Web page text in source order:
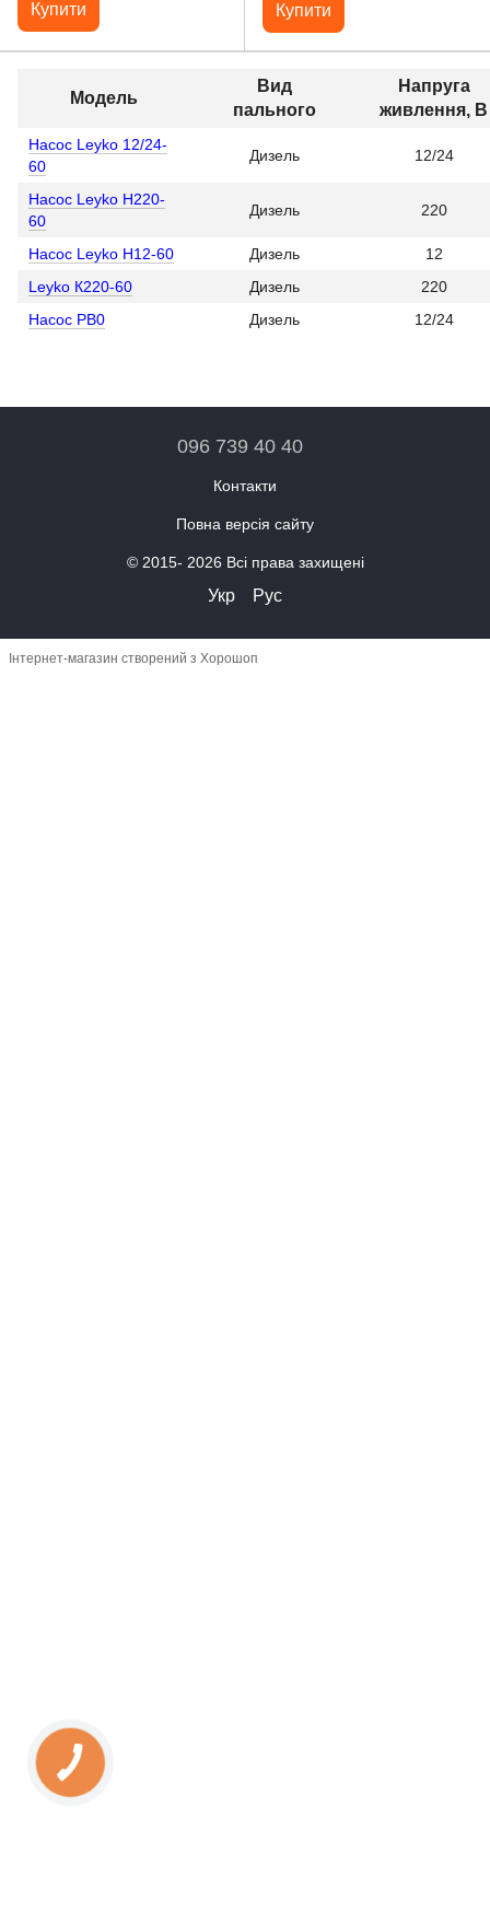
Купити Купити
Модель
Вид
пального
Напруга
живлення, В
Насос Leyko 12/24-
60
Дизель 12/24
Насос Leyko Н220-
60
Дизель 220
Насос Leyko Н12-60 Дизель
12
Leyko К220-60
Дизель
220
Насос PB0
Дизель 12/24
096 739 40 40
Контакти
Повна версія сайту
© 2015- 2026 Всі права захищені
Укр Рус
Інтернет-магазин створений з Хорошоп